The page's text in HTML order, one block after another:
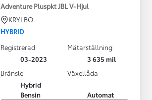
Adventure Pluspkt JBL V-Hjul
KRYLBO
HYBRID
Registrerad
03-2023
Mätarställning
3 635 mil
Bränsle
Hybrid
Bensin
Växellåda
Automat